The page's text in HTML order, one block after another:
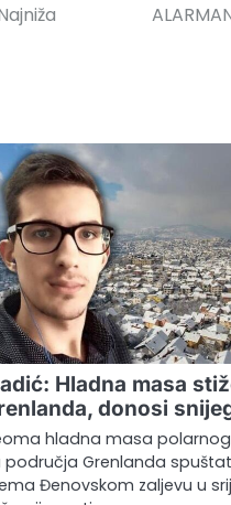
Hladna masa
donosi
hladna masa
područja Grenlanda
Đenovskom zaljevu u